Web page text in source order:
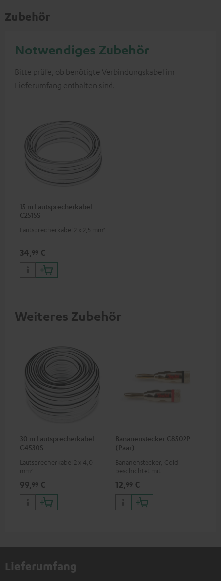
Zubehör
Notwendiges Zubehör
Bitte prüfe, ob benötigte Verbindungskabel im
Lieferumfang enthalten sind.
15 m Lautsprecherkabel
C2515S
Lautsprecherkabel 2 x 2,5 mm²
34,99 €
Weiteres Zubehör
30 m Lautsprecherkabel
C4530S
Lautsprecherkabel 2 x 4,0
mm²
99,99 €
Bananenstecker C8502P
(Paar)
Bananenstecker, Gold
beschichtet mit
12,99 €
Lieferumfang